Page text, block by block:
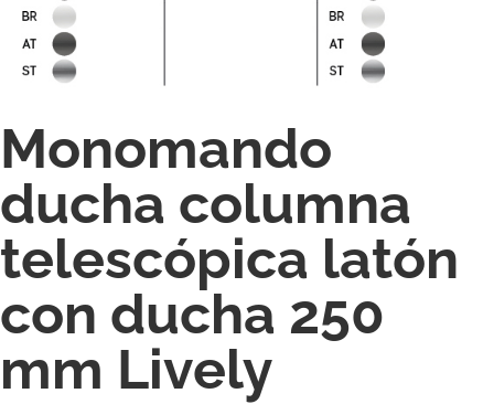
Monomando
ducha columna
telescópica latón
con ducha 250
mm Lively